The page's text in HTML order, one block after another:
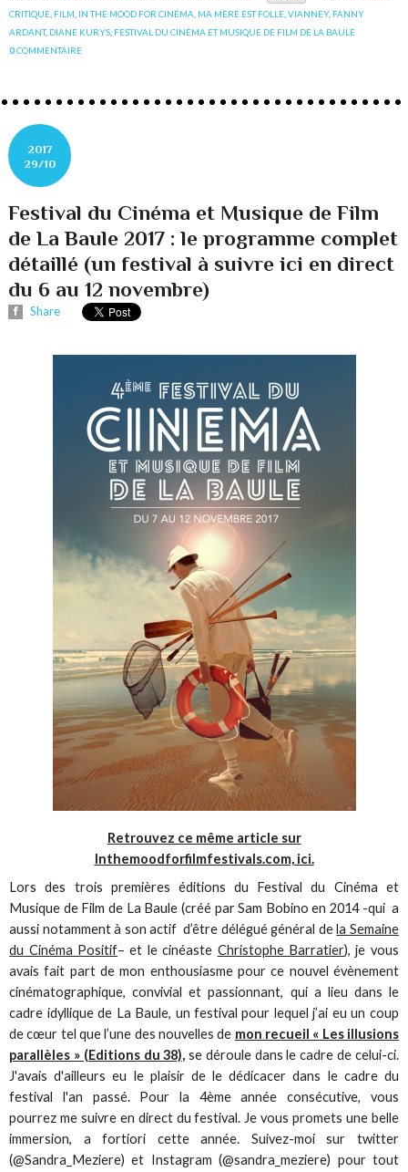
CRITIQUE FILM IN THE MOOD FOR CINÉMA MA MÈRE EST FOLLE ,VIANNEY, FANNY
ARDANT, DIANE KURYS FESTIVAL DU CINÉMA ET MUSIQUE DE FILM DE LA BAULE
0COMMENTAIRE
2017
29/10
Festival du Cinéma et Musique de Film
de La Baule 2017 : le programme complet
détaillé (un festival à suivre ici en direct
du 6 au 12 novembre)
Share
Retrouvez ce même article sur
Inthemoodforfilmfestivals.com, ici.
Lors des trois premières éditions du Festival du Cinéma et
Musique de Film de La Baule (créé par Sam Bobino en 2014 -qui a
aussi notamment à son actif d’être délégué général dela Semaine
du Cinéma Positif– et le cinéaste Christophe Barratier), je vous
avais fait part de mon enthousiasme pour ce nouvel évènement
cinématographique, convivial et passionnant, qui a lieu dans le
cadre idyllique de La Baule, un festival pour lequel j’ai eu un coup
de cœur tel que l’une des nouvelles de mon recueil « Les illusions
parallèles » (Editions du 38), se déroule dans le cadre de celui-ci.
J'avais d'ailleurs eu le plaisir de le dédicacer dans le cadre du
festival l'an passé. Pour la 4ème année consécutive, vous
pourrez me suivre en direct du festival. Je vous promets une belle
immersion, a fortiori cette année. Suivez-moi sur twitter
(@Sandra_Meziere) et Instagram (@sandra_meziere) pour tout